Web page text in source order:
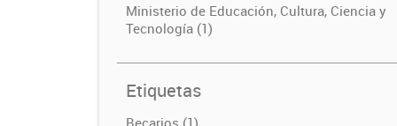
Ministerio de Educación, Cultura, Ciencia y
Tecnología (1)
Etiquetas
Becarios (1)